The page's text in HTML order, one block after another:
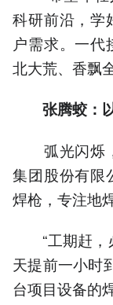
科研前沿，学
户需求。一
北大荒、香飘
张腾蛟：
弧光闪烁，
集团股份有限
焊枪，专注地
“工期赶，
天提前一小时
台项目设备的